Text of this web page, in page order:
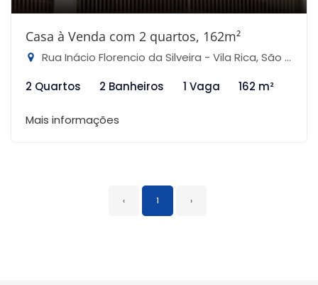
Casa à Venda com 2 quartos, 162m²
Rua Inácio Florencio da Silveira - Vila Rica, São Paulo-SP
2 Quartos
2 Banheiros 1 Vaga 162 m²
Mais informações
‹ 1 ›